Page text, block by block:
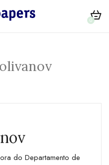
0
do Departamento de